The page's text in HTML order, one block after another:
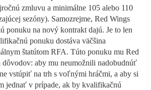
zmluvu a minimálne 105 alebo 110
sezóny). Samozrejme, Red Wings
ponuku na nový kontrakt dajú. Je to len
ponuku dostáva väčšina
štatútom RFA. Túto ponuku mu Red
dôvodov: aby mu neumožnili nadobudnúť
vstúpiť na trh s voľnými hráčmi, a aby si
jednať v prípade, ak by kvalifikačnú